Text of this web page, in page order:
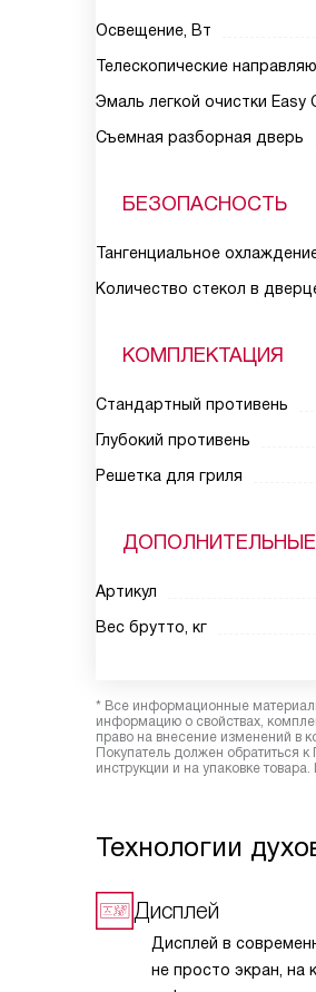
Освещение, Вт
Телескопические
Эмаль легкой очистки Easy
Съемная разборная дверь
БЕЗОПАСНОСТЬ
Тангенциальное
Количество стекол в
КОМПЛЕКТАЦИЯ
Стандартный противень
Глубокий противень
Решетка для гриля
Артикул
Вес брутто, кг
* Все информационные
информацию о свойствах,
право на внесение изменений в
Покупатель должен обратиться
инструкции и на упаковке
Технологии
Дисплей
Дисплей в
не просто экран, на